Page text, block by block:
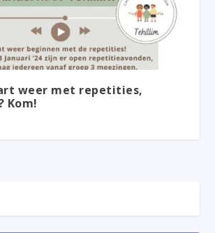
weer met repetities,
Kom!